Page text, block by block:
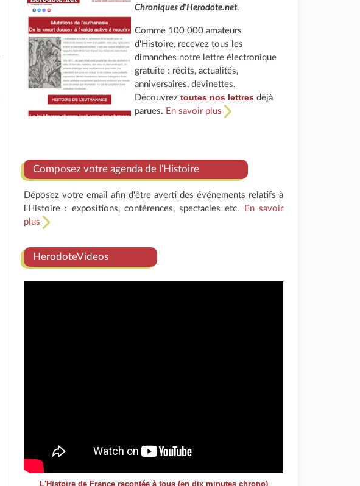
Chroniques d'Herodote.net.
Comme 100 000 amateurs
d'Histoire, recevez tous les
dimanches notre lettre électronique
gratuite : récits, actualités,
anniversaires, devinettes.
Découvreztoutes nos lettres déjà
parues. En savoir plus
Composez votre agenda de l'Histoire
Déposez votre email afin d'être averti des événements relatifs à
l'Histoire : expositions, conférences, spectacles etc.
En savoir
plus
HerodoteVideos
L'Histoire de France racontée à tous (en dix minutes chrono)